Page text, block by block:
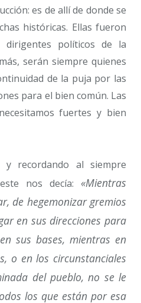
es de allí de donde se
históricas. Ellas fueron
políticos de la
serán siempre quienes
de la puja por las
para el bien común. Las
fuertes y bien
recordando al siempre
nos decía: «Mientras
de hegemonizar gremios
en sus direcciones para
sus bases, mientras en
o en los circunstanciales
del pueblo, no se le
los que están por esa